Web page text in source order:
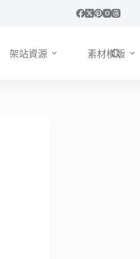
架站資源 素材模版